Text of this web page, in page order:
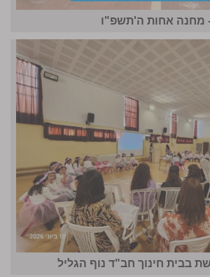
מחנה אחות ה'תשפ"ו
בבית חינוך חב"ד נוף הגליל